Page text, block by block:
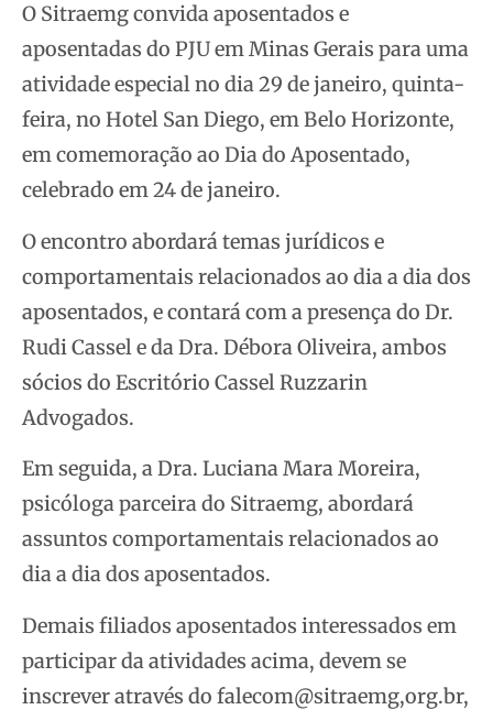
O Sitraemg convida aposentados e
aposentadas do PJU em Minas Gerais para uma
atividade especial no dia 29 de janeiro, quinta-
feira, no Hotel San Diego, em Belo Horizonte,
em comemoração ao Dia do Aposentado,
celebrado em 24 de janeiro.
O encontro abordará temas jurídicos e
comportamentais relacionados ao dia a dia dos
aposentados, e contará com a presença do Dr.
Rudi Cassel e da Dra. Débora Oliveira, ambos
sócios do Escritório Cassel Ruzzarin
Advogados.
Em seguida, a Dra. Luciana Mara Moreira,
psicóloga parceira do Sitraemg, abordará
assuntos comportamentais relacionados ao
dia a dia dos aposentados.
Demais filiados aposentados interessados em
participar da atividades acima, devem se
inscrever através do falecom@sitraemg,org.br,